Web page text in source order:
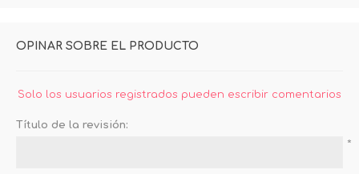
OPINAR SOBRE EL PRODUCTO
Solo los usuarios registrados pueden escribir comentarios
Título de la revisión:
*